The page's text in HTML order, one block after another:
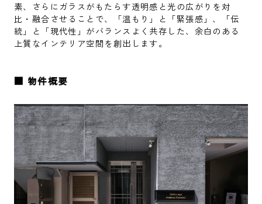
素、さらにガラスがもたらす透明感と光の広がりを対
比・融合させることで、「温もり」と「緊張感」、「伝
統」と「現代性」がバランスよく共存した、余白のある
上質なインテリア空間を創出します。
■ 物件概要